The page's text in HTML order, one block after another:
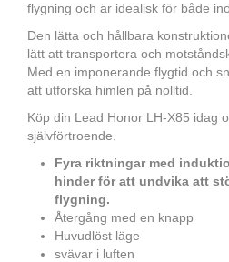
flygning och är idealisk för både
Den lätta och hållbara
lätt att transportera och
Med en imponerande flygtid och
att utforska himlen på nolltid.
Köp din Lead Honor LH-X85 idag
självförtroende.
Fyra riktningar med
hinder för att undvika att
flygning.
Återgång med en knapp
Huvudlöst läge
svävar i luften